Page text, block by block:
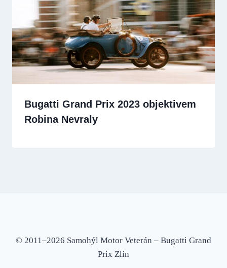
Bugatti Grand Prix 2023 objektivem
Robina Nevraly
© 2011–2026 Samohýl Motor Veterán – Bugatti Grand
Prix Zlín